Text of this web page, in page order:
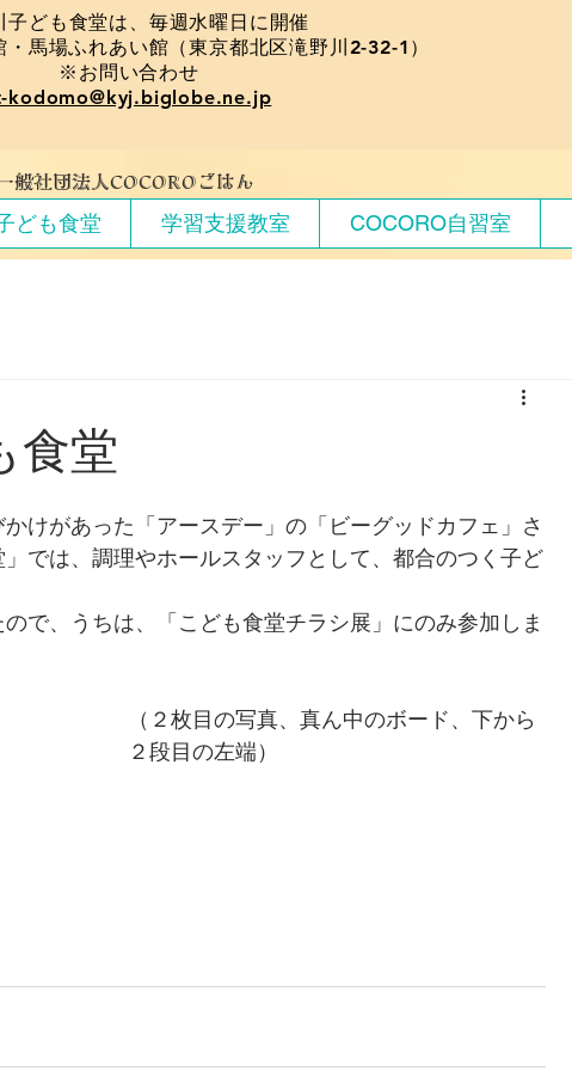
子ども食堂は、毎週水曜日に開催
馬場ふれあい館（東京都北区滝野川2-32-1）
※お問い合わせ
kodomo@kyj.biglobe.ne.jp
般社団法人COCOROごはん
ども食堂 学習支援教室 COCORO自習室
堂
けがあった「アースデー」の「ビーグッドカフェ」さ
では、調理やホールスタッフとして、都合のつく子ど
で、うちは、「こども食堂チラシ展」にのみ参加しま
（２枚目の写真、真ん中のボード、下から
２段目の左端）